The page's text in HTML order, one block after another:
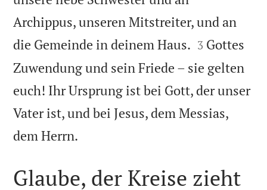
Archippus, unseren Mitstreiter, und an
die Gemeinde in deinem Haus. 

3 Gottes
Zuwendung und sein Friede – sie gelten
euch! Ihr Ursprung ist bei Gott, der unser
Vater ist, und bei Jesus, dem Messias,
dem Herrn.
Glaube, der Kreise zieht